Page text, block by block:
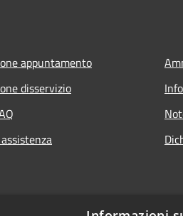
appuntamento
disservizio